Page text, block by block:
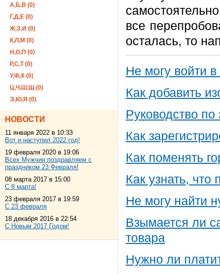
все
осталась, то
Не могу войти
Как добавить
Руководство
Как
Как поменять
Как узнать, что
Не могу найти
Взымается ли
товара
Нужно ли
А,Б,В (0)
Г,Д,Е (0)
Ж,З,И (0)
К,Л,М (0)
Н,О,П (0)
Р,С,Т (0)
У,Ф,Х (0)
Ц,Ч,Ш,Щ (0)
Э,Ю,Я (0)
НОВОСТИ
11 января 2022 в 10:33
Вот и наступил 2022 год!
19 февраля 2020 в 19:06
Всех Мужчин поздравляем с
праздником 23 Февраля!
08 марта 2017 в 15:00
С 8 марта!
23 февраля 2017 в 19:59
С 23 февраля
18 декабря 2016 в 22:54
С Новым 2017 Годом!